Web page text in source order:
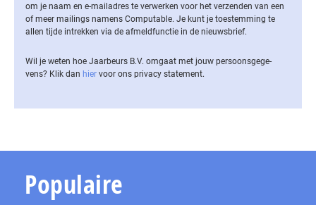
om je naam en e-mailadres te verwerken voor het verzenden van een
of meer mailings namens Computable. Je kunt je toestemming te
allen tijde intrekken via de af­meld­func­tie in de nieuwsbrief.
Wil je weten hoe Jaarbeurs B.V. omgaat met jouw per­soons­ge­ge­
vens? Klik dan hier voor ons privacy statement.
Populaire